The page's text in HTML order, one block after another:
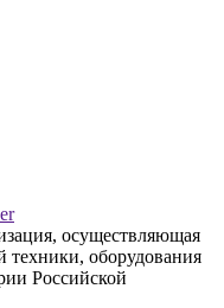
осуществляющая
техники, оборудования
Российской